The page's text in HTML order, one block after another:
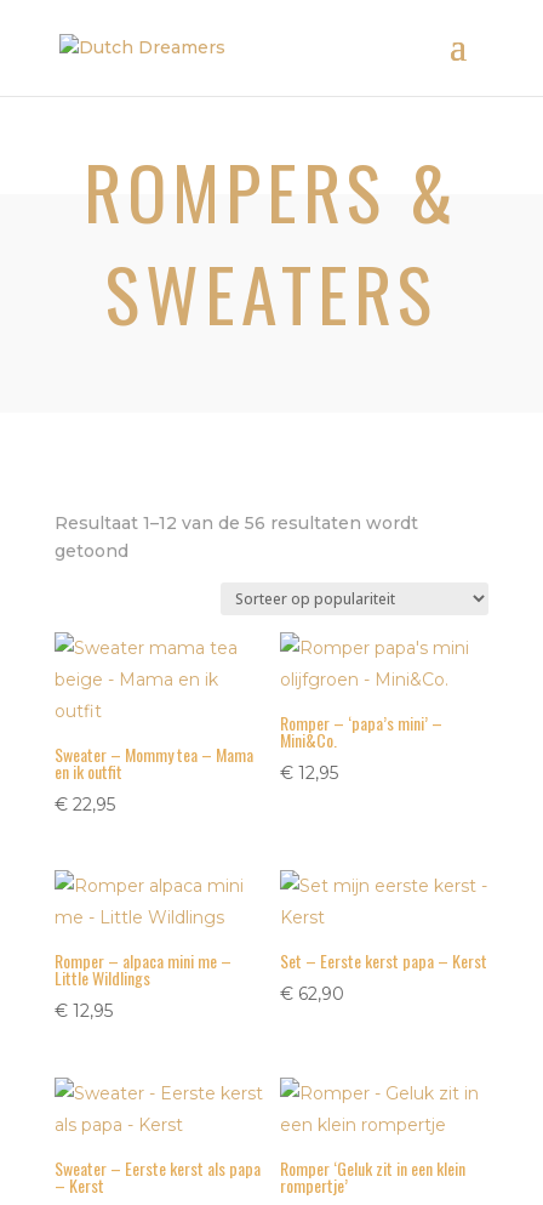
ROMPERS &
SWEATERS
Resultaat 1–12 van de 56 resultaten wordt
getoondGesorteerd
Sweater – Mommy tea – Mama
en ik outfit
€22,95
Romper – ‘papa’s mini’ –
Mini&Co.
€ 12,95
Romper – alpaca mini me –
Little Wildlings
€12,95
Set – Eerste kerst papa – Kerst
€ 62,90
Sweater – Eerste kerst als papa
– Kerst
Romper ‘Geluk zit in een klein
rompertje’